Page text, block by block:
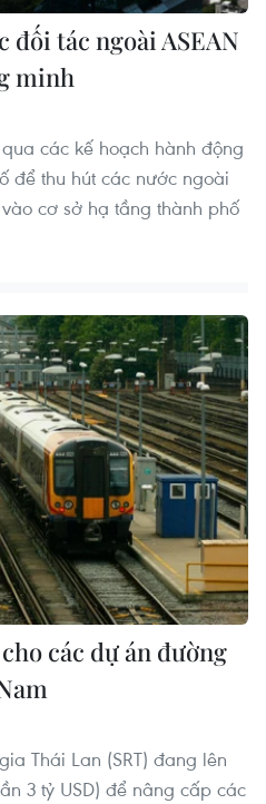
đối tác ngoài ASEAN
minh
các kế hoạch hành động
để thu hút các nước ngoài
cơ sở hạ tầng thành phố
các dự án đường
Thái Lan (SRT) đang lên
3 tỷ USD) để nâng cấp các